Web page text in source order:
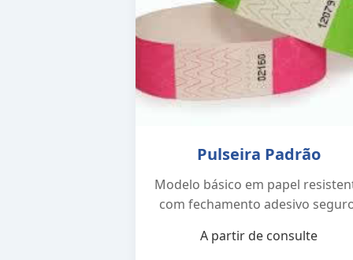
Pulseira Padrão
Modelo básico em papel
com fechamento adesivo
A partir de consulte